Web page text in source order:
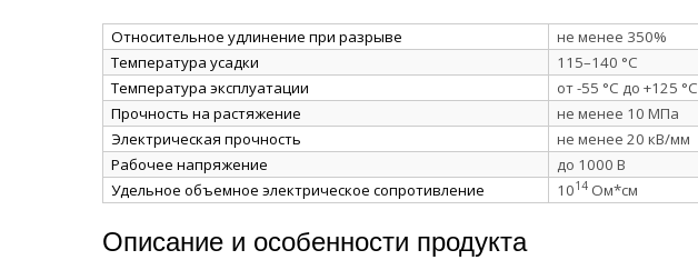
Относительное удлинение при разрыве
не менее 350%
Температура усадки
115–140 °C
Температура эксплуатации
от -55 °C до +125 °C
Прочность на растяжение
не менее 10 МПа
Электрическая прочность
не менее 20 кВ/мм
Рабочее напряжение
до 1000 В
Удельное объемное электрическое сопротивление
1014 Ом*см
Описание и особенности продукта